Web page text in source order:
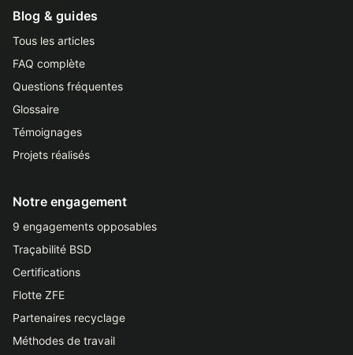
Blog & guides
Tous les articles
FAQ complète
Questions fréquentes
Glossaire
Témoignages
Projets réalisés
Notre engagement
9 engagements opposables
Traçabilité BSD
Certifications
Flotte ZFE
Partenaires recyclage
Méthodes de travail